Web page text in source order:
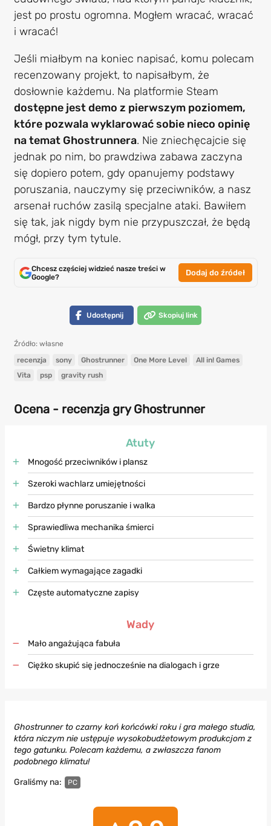
jest po prostu ogromna. Mogłem wracać, wracać
i wracać!
Jeśli miałbym na koniec napisać, komu polecam
recenzowany projekt, to napisałbym, że
dosłownie każdemu. Na platformie Steam
dostępne jest demo z pierwszym poziomem,
które pozwala wyklarować sobie nieco opinię
na temat Ghostrunnera. Nie zniechęcajcie się
jednak po nim, bo prawdziwa zabawa zaczyna
się dopiero potem, gdy opanujemy podstawy
poruszania, nauczymy się przeciwników, a nasz
arsenał ruchów zasilą specjalne ataki. Bawiłem
się tak, jak nigdy bym nie przypuszczał, że będą
mógł, przy tym tytule.
Chcesz częściej widzieć nasze treści w
Google?
Dodaj do źródeł
Udostępnij Skopiuj link
Źródło: własne
recenzja
sony Ghostrunner One More Level
All in! Games
Vita
psp gravity rush
Ocena - recenzja gry Ghostrunner
Atuty
Mnogość przeciwników i plansz
Szeroki wachlarz umiejętności
Bardzo płynne poruszanie i walka
Sprawiedliwa mechanika śmierci
Świetny klimat
Całkiem wymagające zagadki
Częste automatyczne zapisy
Wady
Mało angażująca fabuła
Ciężko skupić się jednocześnie na dialogach i grze
Ghostrunner to czarny koń końcówki roku i gra małego studia,
która niczym nie ustępuje wysokobudżetowym produkcjom z
tego gatunku. Polecam każdemu, a zwłaszcza fanom
podobnego klimatu!
Graliśmy na:
PC